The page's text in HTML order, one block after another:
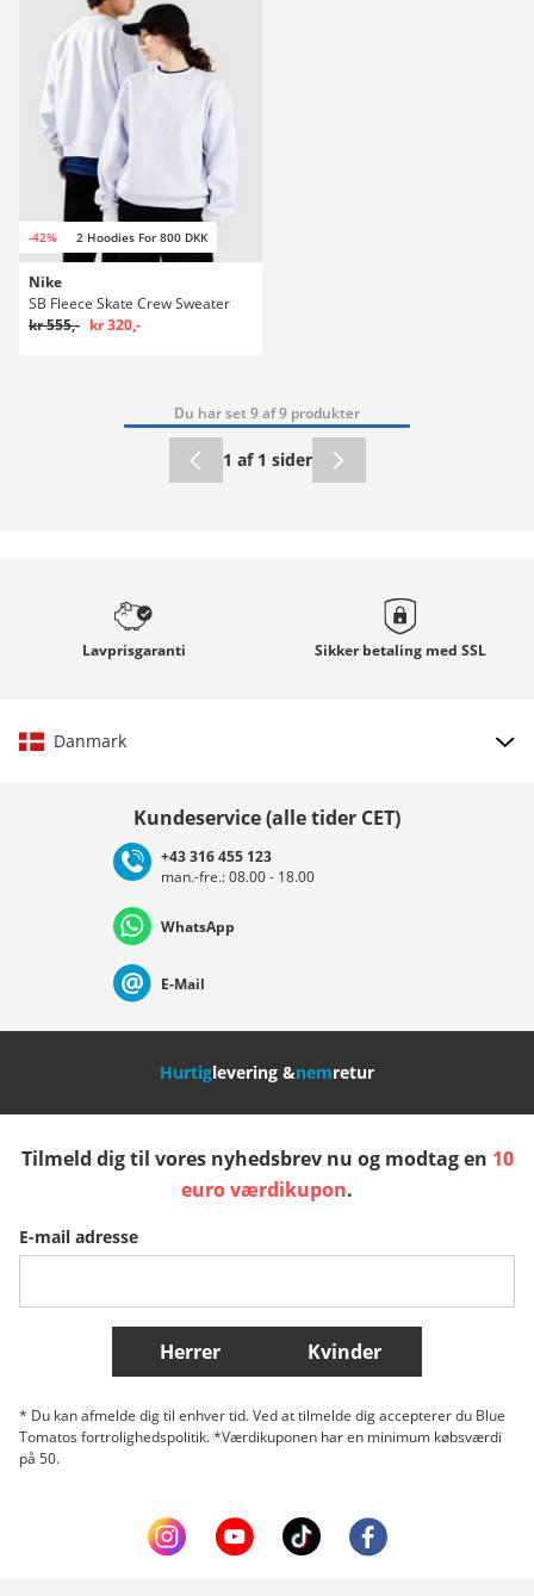
-42% 2 Hoodies For 800 DKK
Nike
SB Fleece Skate Crew Sweater
kr 555,- kr 320,-
Du har set 9 af 9 produkter
1 af 1 sider
Lavprisgaranti Sikker betaling med SSL
Danmark
Deutschland Österreich
Nederland Italia (Italiano) Italien (Deutsch)
Slovenija
Belgique (Français) Danmark Norge
Flere lande
Kundeservice (alle tider CET)
+43 316 455 123
man.-fre.: 08.00 - 18.00
WhatsApp
E-Mail
Hurtiglevering &nemretur
Tilmeld dig til vores nyhedsbrev nu og modtag en 10
euro værdikupon.
E-mail adresse
Herrer Kvinder
* Du kan afmelde dig til enhver tid. Ved at tilmelde dig accepterer du Blue
Tomatos fortrolighedspolitik. *Værdikuponen har en minimum købsværdi
på 50.